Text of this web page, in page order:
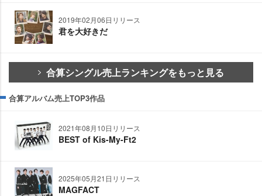
2019年02月06日リリース
君を大好きだ
合算シングル売上ランキングをもっと見る
合算アルバム売上TOP3作品
2021年08月10日リリース
BEST of Kis-My-Ft2
2025年05月21日リリース
MAGFACT